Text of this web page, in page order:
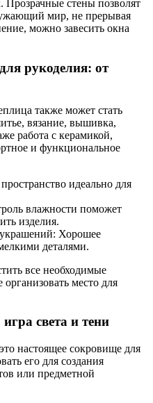
Прозрачные стены позволят
мир, не прерывая
можно завесить окна
рукоделия: от
также может стать
вязание, вышивка,
работа с керамикой,
и функциональное
идеально для
влажности поможет
изделия.
украшений: Хорошее
деталями.
все необходимые
место для
света и тени
настоящее сокровище для
его для создания
или предметной